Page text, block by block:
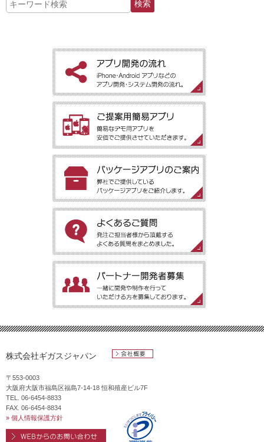
［アプリ開発の流れ］iPhone・Android アプリなどのアプリ開
発・システム開発の流れ。
［ご提案用簡易アプリ］簡易なデモ用アプリを安価でご提供させ
ていただきます。
［パッケージアプリのご案内］弊社でご提供しているパッケージ
アプリをご紹介します。
［よくあるご質問］発注ご担当者様から頂戴するよくある質問を
まとめました。
方を募集しております。
株式会社ギガスジャパン
〒553-0003
大阪府大阪市福島区福島7-14-18 恒和殖産ビル7F
TEL. 06-6454-8833
FAX. 06-6454-8834
» 個人情報保護方針